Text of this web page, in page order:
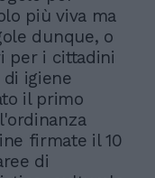
più viva ma
dunque, o
per i cittadini
igiene
il primo
firmate il 10
di